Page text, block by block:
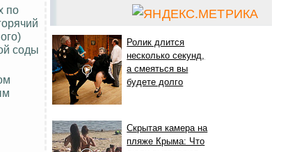
Ролик длится
несколько секунд,
а смеяться вы
будете долго
Скрытая камера на
пляже Крыма: Что
по
соды